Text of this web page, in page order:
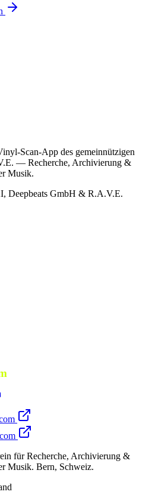
Scan-App des gemeinnützigen
— Recherche, Archivierung &
Musik.
Deepbeats GmbH & R.A.V.E.
für Recherche, Archivierung &
Musik. Bern, Schweiz.